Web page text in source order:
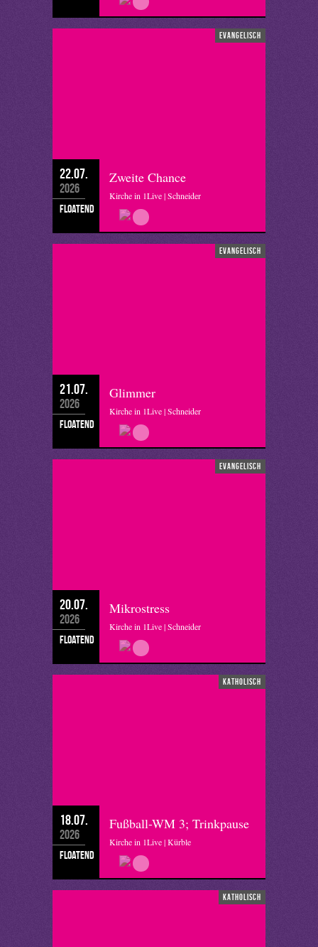
evangelisch
22.07.
2026
floatend
Zweite Chance
Kirche in 1Live | Schneider
evangelisch
21.07.
2026
floatend
Glimmer
Kirche in 1Live | Schneider
evangelisch
20.07.
2026
floatend
Mikrostress
Kirche in 1Live | Schneider
katholisch
18.07.
2026
floatend
Fußball-WM 3; Trinkpause
Kirche in 1Live | Kürble
katholisch